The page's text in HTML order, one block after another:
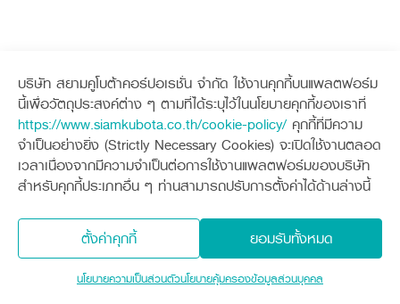
บริษัท สยามคูโบต้าคอร์ปอเรชั่น จำกัด ใช้งานคุกกี้บนแพลตฟอร์ม
นี้เพื่อวัตถุประสงค์ต่าง ๆ ตามที่ได้ระบุไว้ในนโยบายคุกกี้ของเราที่
https://www.siamkubota.co.th/cookie-policy/คุกกี้ที่มีความ
จำเป็นอย่างยิ่ง (Strictly Necessary Cookies) จะเปิดใช้งานตลอด
เวลาเนื่องจากมีความจำเป็นต่อการใช้งานแพลตฟอร์มของบริษัท
สำหรับคุกกี้ประเภทอื่น ๆ ท่านสามารถปรับการตั้งค่าได้ด้านล่างนี้
ยอมรับทั้งหมด
ตั้งค่าคุกกี้
นโยบายความเป็นส่วนตัวนโยบายคุ้มครองข้อมูลส่วนบุคคล